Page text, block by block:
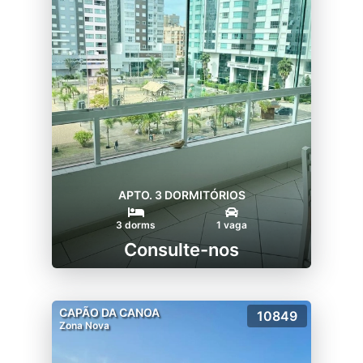
APTO. 3 DORMITÓRIOS
3 dorms 1 vaga
Consulte-nos
CAPÃO DA CANOA
Zona Nova
10849